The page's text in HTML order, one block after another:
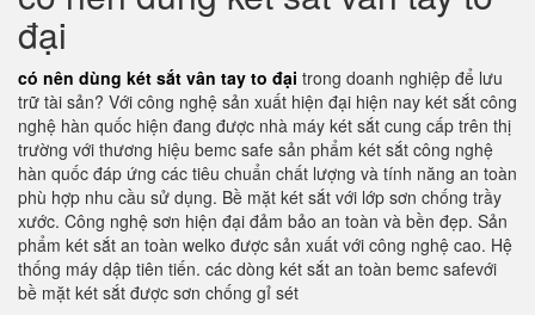
đại
có nên dùng két sắt vân tay to đại trong doanh nghiệp để lưu
trữ tài sản? Với công nghệ sản xuất hiện đại hiện nay két sắt công
nghệ hàn quốc hiện đang được nhà máy két sắt cung cấp trên thị
trường với thương hiệu bemc safe sản phẩm két sắt công nghệ
hàn quốc đáp ứng các tiêu chuẩn chất lượng và tính năng an toàn
phù hợp nhu cầu sử dụng. Bề mặt két sắt với lớp sơn chống trầy
xước. Công nghệ sơn hiện đại đảm bảo an toàn và bền đẹp. Sản
phẩm két sắt an toàn welko được sản xuất với công nghệ cao. Hệ
thống máy dập tiên tiến. các dòng két sắt an toàn bemc safevới
bề mặt két sắt được sơn chống gỉ sét